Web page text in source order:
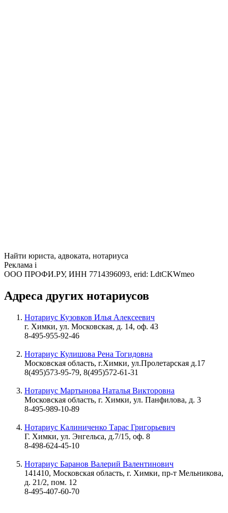
Найти юриста, адвоката, нотариуса
Реклама i
ООО ПРОФИ.РУ, ИНН 7714396093, erid: LdtCKWmeo
Адреса других нотариусов
Нотариус Кузовков Илья Алексеевич
г. Химки, ул. Московская, д. 14, оф. 43
8-495-955-92-46
Нотариус Кулишова Рена Тогидовна
Московская область, г.Химки, ул.Пролетарская д.17
8(495)573-95-79, 8(495)572-61-31
Нотариус Мартынова Наталья Викторовна
Московская область, г. Химки, ул. Панфилова, д. 3
8-495-989-10-89
Нотариус Калиниченко Тарас Григорьевич
Г. Химки, ул. Энгельса, д.7/15, оф. 8
8-498-624-45-10
Нотариус Баранов Валерий Валентинович
141410, Московская область, г. Химки, пр-т Мельникова,
д. 21/2, пом. 12
8-495-407-60-70